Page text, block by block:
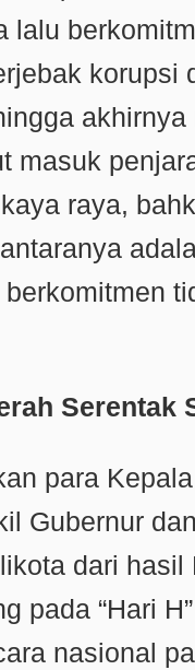
lalu
korupsi
masuk
raya,
Serentak
para
Gubernur
dari
pada “Hari
nasional